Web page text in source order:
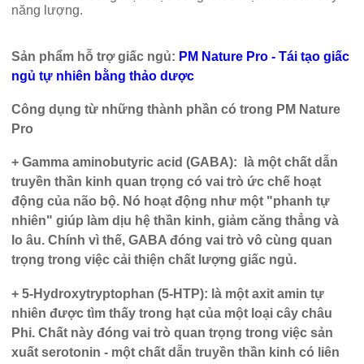
năng lượng.
Sản phẩm hỗ trợ giấc ngủ: PM Nature Pro - Tái tạo giấc
ngủ tự nhiên bằng thảo dược
Công dụng từ những thành phần có trong PM Nature
Pro
+ Gamma aminobutyric acid (GABA):
là một chất dẫn
truyền thần kinh quan trọng có vai trò ức chế hoạt
động của não bộ. Nó hoạt động như một "phanh tự
nhiên" giúp làm dịu hệ thần kinh, giảm căng thẳng và
lo âu. Chính vì thế, GABA đóng vai trò vô cùng quan
trọng trong việc cải thiện chất lượng giấc ngủ.
+ 5-Hydroxytryptophan (5-HTP): là một axit amin tự
nhiên được tìm thấy trong hạt của một loại cây châu
Phi. Chất này đóng vai trò quan trọng trong việc sản
xuất serotonin - một chất dẫn truyền thần kinh có liên